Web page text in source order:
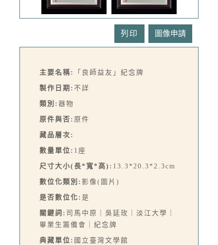
列印
主要名稱: 「良師益友」紀念牌
製作日期: 不詳
類別: 器物
原件與否: 原件
藏品層次:
數量單位: 1座
尺寸大小(長*寬*高): 13.3*20.3*2.3cm
數位化類別: 影像(圖片)
是否數位化: 是
關鍵詞: 司馬中原｜吳延玫｜淡江大學｜
畢業生籌備會｜紀念牌
典藏單位: 國立臺灣文學館